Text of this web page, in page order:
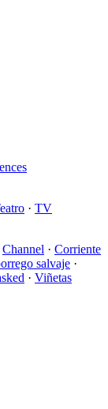
· TV
Channel · Corriente
salvaje ·
· Viñetas